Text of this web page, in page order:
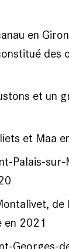
en
des
et un
et Maa
Palais-
en 2021
Georges-